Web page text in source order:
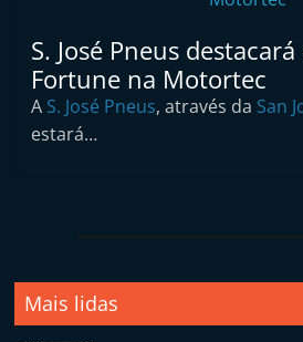
n
d
e
n
S. José Pneus
Fortune na Motortec
A S. José Pneus, através da San
estará…
Mais lidas